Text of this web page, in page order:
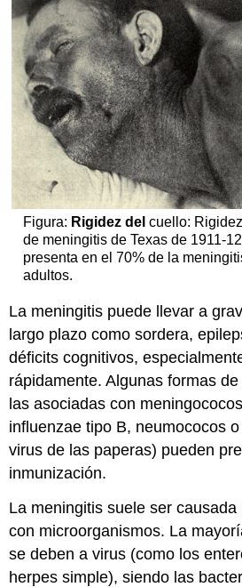
Figura: Rigidez del cuello:
de meningitis de Texas de 1911-
presenta en el 70% de la
adultos.
La meningitis puede llevar a
largo plazo como sordera,
déficits cognitivos,
rápidamente. Algunas formas
las asociadas con
influenzae tipo B, neumococos
virus de las paperas) pueden
inmunización.
La meningitis suele ser
con microorganismos. La
se deben a virus (como los
herpes simple), siendo las